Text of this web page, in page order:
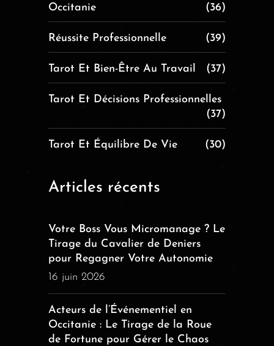
Occitanie
(36)
Réussite Professionnelle (39)
Tarot Et Bien-Être Au Travail (37)
Tarot Et Décisions Professionnelles
(37)
Tarot Et Équilibre De Vie (30)
Articles récents
Votre Boss Vous Micromanage ? Le
Tirage du Cavalier de Deniers
pour Regagner Votre Autonomie
16 juin 2026
Acteurs de l’Événementiel en
Occitanie : Le Tirage de la Roue
de Fortune pour Gérer le Chaos